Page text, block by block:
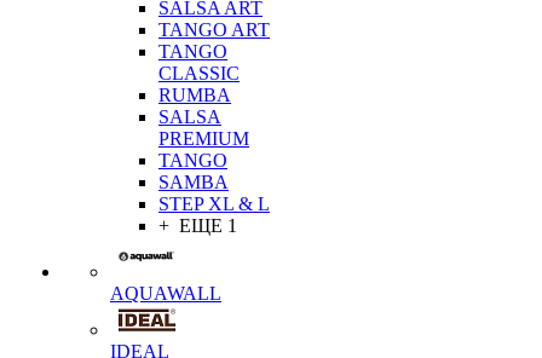
SALSA ART
TANGO ART
TANGO
CLASSIC
RUMBA
SALSA
PREMIUM
TANGO
SAMBA
STEP XL & L
+ ЕЩЕ 1
AQUAWALL
IDEAL